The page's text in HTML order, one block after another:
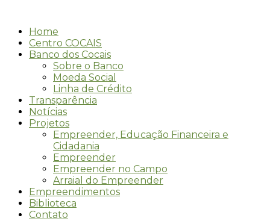
conteúdo
Home
Centro COCAIS
Banco dos Cocais
Sobre o Banco
Moeda Social
Linha de Crédito
Transparência
Notícias
Projetos
Empreender, Educação Financeira e
Cidadania
Empreender
Empreender no Campo
Arraial do Empreender
Empreendimentos
Biblioteca
Contato